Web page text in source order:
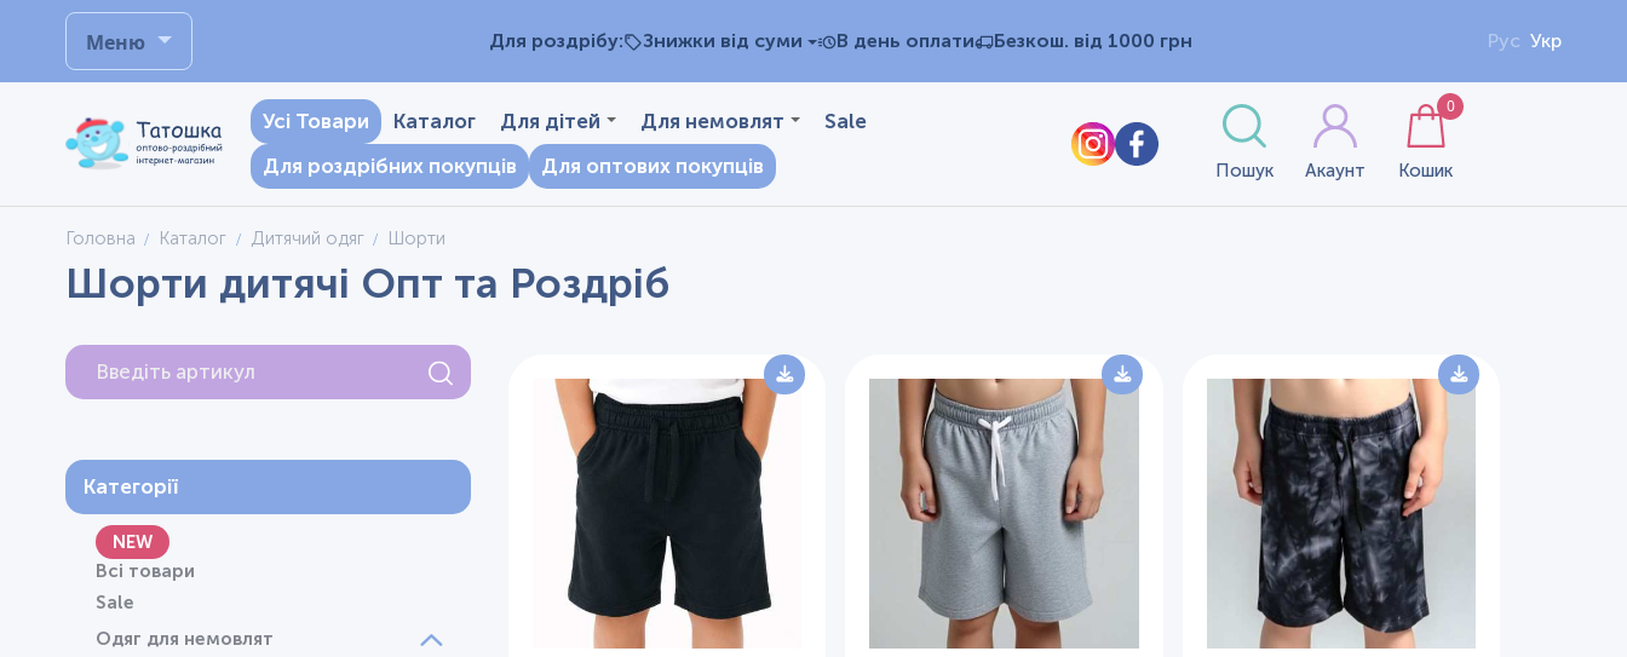
Меню Для роздрібу: Знижки від суми В день оплати Безкош. від 1000 грн Рус Укр
Усі Товари Каталог Для дітей Для немовлят
Sale
Для роздрібних покупців
Для оптових покупців Пошук Акаунт Кошик
0
Головна Каталог Дитячий одяг Шорти
Шорти дитячі Опт та Роздріб
Категорії
NEW
Всі товари
Sale
Одяг для немовлят